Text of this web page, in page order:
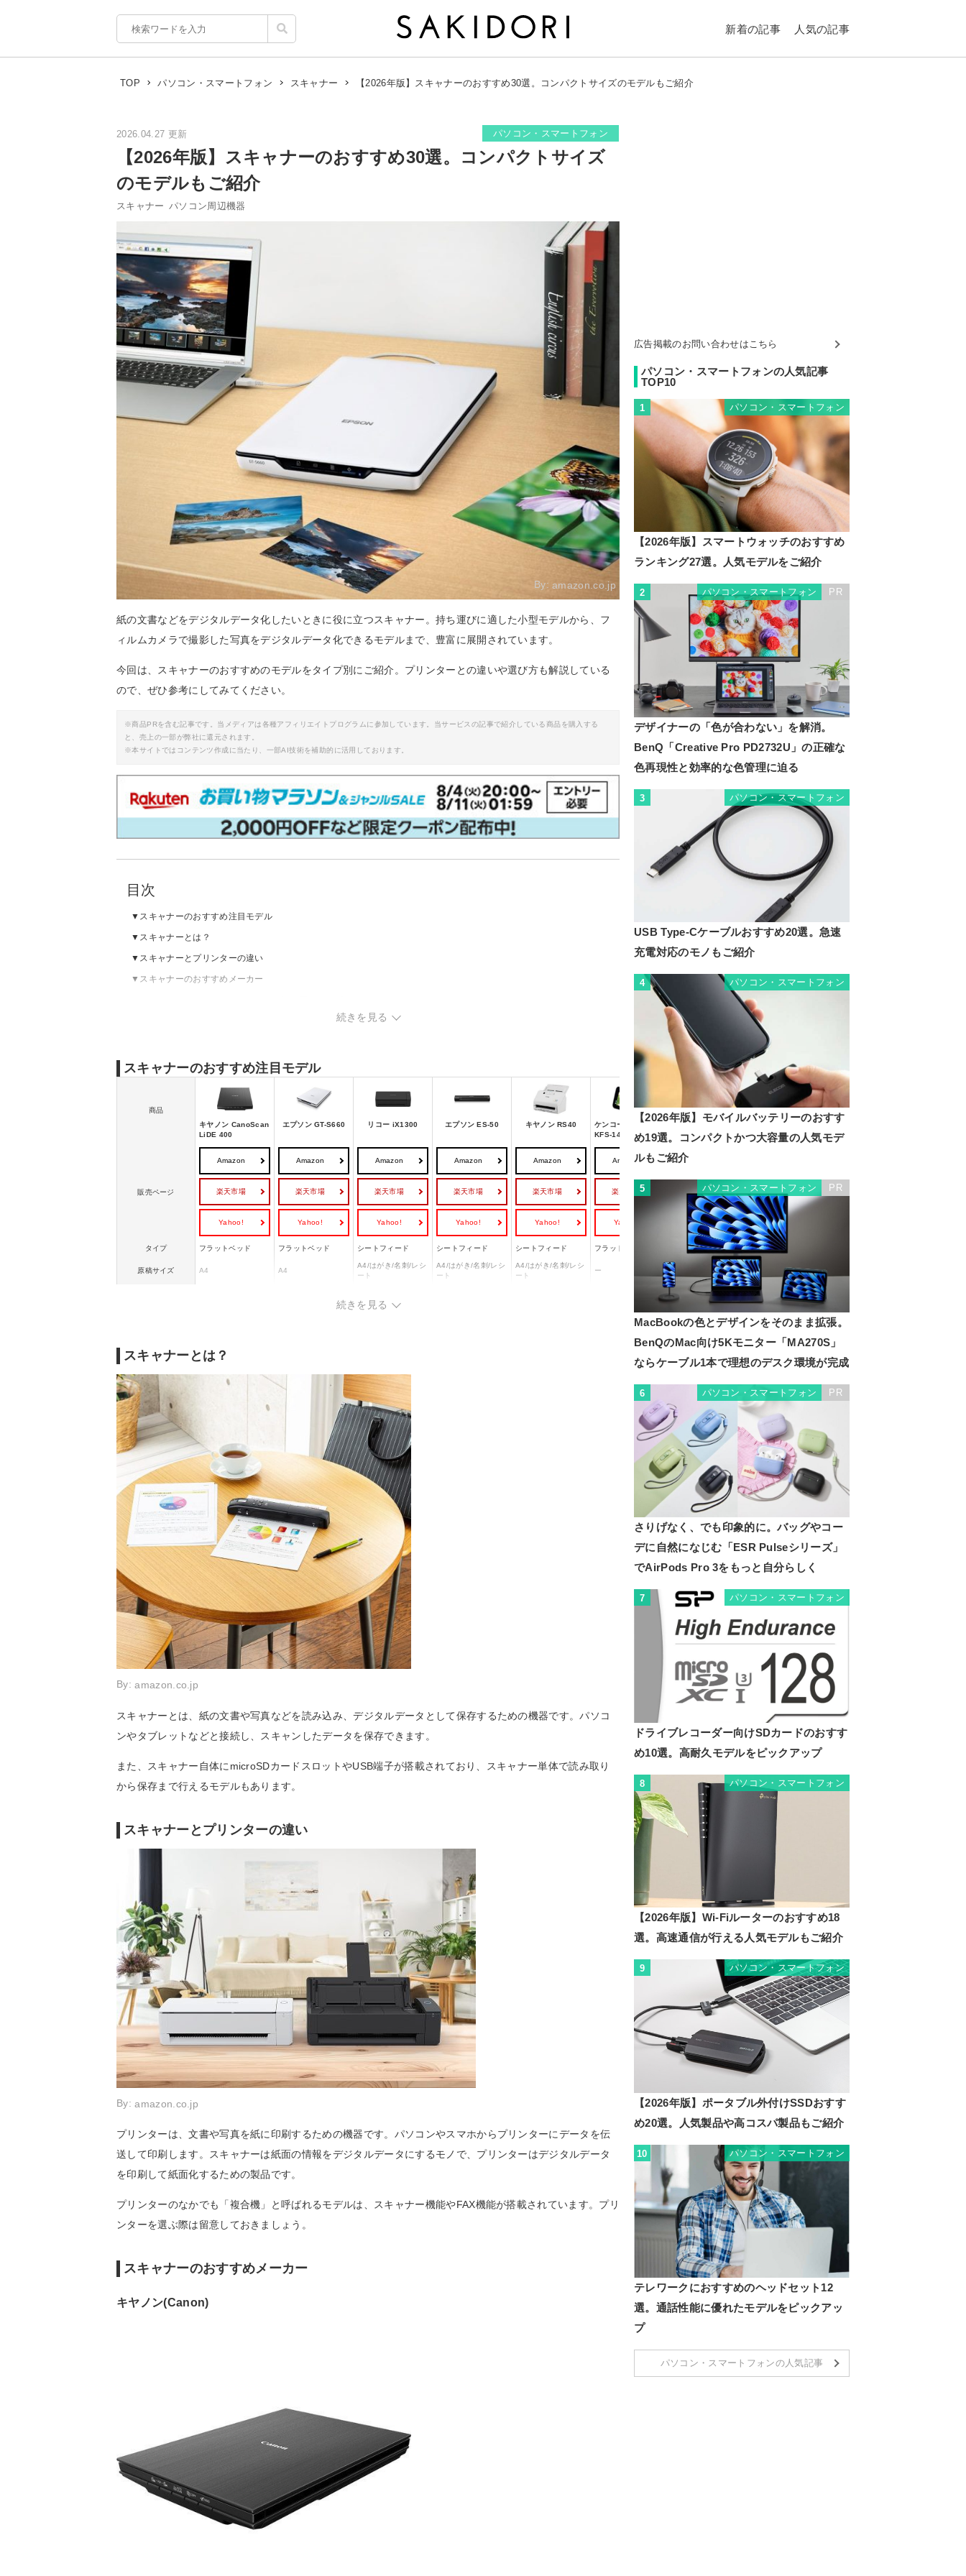
新着の記事 人気の記事
TOP パソコン・スマートフォン スキャナー 【2026年版】スキャナーのおすすめ30選。コンパクトサイズのモデルもご紹介
2026.04.27 更新 パソコン・スマートフォン
【2026年版】スキャナーのおすすめ30選。コンパクトサイズ
のモデルもご紹介
スキャナー パソコン周辺機器
By:amazon.co.jp
紙の文書などをデジタルデータ化したいときに役に立つスキャナー。持ち運びに適した小型モデルから、フ
ィルムカメラで撮影した写真をデジタルデータ化できるモデルまで、豊富に展開されています。
今回は、スキャナーのおすすめのモデルをタイプ別にご紹介。プリンターとの違いや選び方も解説している
ので、ぜひ参考にしてみてください。
※商品PRを含む記事です。当メディアは各種アフィリエイトプログラムに参加しています。当サービスの記事で紹介している商品を購入する
と、売上の一部が弊社に還元されます。
※本サイトではコンテンツ作成に当たり、一部AI技術を補助的に活用しております。
目次
スキャナーのおすすめ注目モデル
スキャナーとは？
スキャナーとプリンターの違い
スキャナーのおすすめメーカー
スキャナーのおすすめランキング｜ハンディタイプ
スキャナーのおすすめランキング｜フィルムスキャナー
スキャナーの選び方
続きを見る
スキャナーのおすすめ注目モデル
商品
キヤノン CanoScan
LiDE 400
エプソン GT-S660 リコー iX1300 エプソン ES-50 キヤノン RS40
ケンコー・トキナー
KFS-14DFST
販売ページ
Amazon
楽天市場
Yahoo!
Amazon
楽天市場
Yahoo!
Amazon
楽天市場
Yahoo!
Amazon
楽天市場
Yahoo!
Amazon
楽天市場
Yahoo!
Amazon
楽天市場
Yahoo!
タイプ フラットベッド フラットベッド シートフィード シートフィード シートフィード フラットベッド
原稿サイズ A4 A4
A4/はがき/名刺/レシ
ート
A4/はがき/名刺/レシ
ート
A4/はがき/名刺/レシ
ート
ー
◯
続きを見る
スキャナーとは？
By:amazon.co.jp
スキャナーとは、紙の文書や写真などを読み込み、デジタルデータとして保存するための機器です。パソコ
ンやタブレットなどと接続し、スキャンしたデータを保存できます。
また、スキャナー自体にmicroSDカードスロットやUSB端子が搭載されており、スキャナー単体で読み取り
から保存まで行えるモデルもあります。
スキャナーとプリンターの違い
By:amazon.co.jp
プリンターは、文書や写真を紙に印刷するための機器です。パソコンやスマホからプリンターにデータを伝
送して印刷します。スキャナーは紙面の情報をデジタルデータにするモノで、プリンターはデジタルデータ
を印刷して紙面化するための製品です。
プリンターのなかでも「複合機」と呼ばれるモデルは、スキャナー機能やFAX機能が搭載されています。プリ
ンターを選ぶ際は留意しておきましょう。
スキャナーのおすすめメーカー
キヤノン(Canon)
広告掲載のお問い合わせはこちら
パソコン・スマートフォンの人気記事
TOP10
1 パソコン・スマートフォン
【2026年版】スマートウォッチのおすすめ
ランキング27選。人気モデルをご紹介
2 パソコン・スマートフォン PR
デザイナーの「色が合わない」を解消。
BenQ「Creative Pro PD2732U」の正確な
色再現性と効率的な色管理に迫る
3 パソコン・スマートフォン
USB Type-Cケーブルおすすめ20選。急速
充電対応のモノもご紹介
4 パソコン・スマートフォン
【2026年版】モバイルバッテリーのおすす
め19選。コンパクトかつ大容量の人気モデ
ルもご紹介
5 パソコン・スマートフォン PR
MacBookの色とデザインをそのまま拡張。
BenQのMac向け5Kモニター「MA270S」
ならケーブル1本で理想のデスク環境が完成
6 パソコン・スマートフォン PR
さりげなく、でも印象的に。バッグやコー
デに自然になじむ「ESR Pulseシリーズ」
でAirPods Pro 3をもっと自分らしく
7 パソコン・スマートフォン
ドライブレコーダー向けSDカードのおすす
め10選。高耐久モデルをピックアップ
8 パソコン・スマートフォン
【2026年版】Wi-Fiルーターのおすすめ18
選。高速通信が行える人気モデルもご紹介
9 パソコン・スマートフォン
【2026年版】ポータブル外付けSSDおすす
め20選。人気製品や高コスパ製品もご紹介
10 パソコン・スマートフォン
テレワークにおすすめのヘッドセット12
選。通話性能に優れたモデルをピックアッ
プ
パソコン・スマートフォンの人気記事